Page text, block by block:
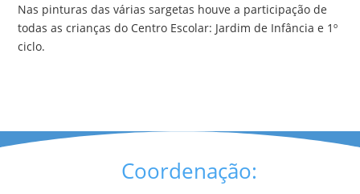
Nas pinturas das várias sargetas houve a participação de
todas as crianças do Centro Escolar: Jardim de Infância e 1º
ciclo.
Coordenação: